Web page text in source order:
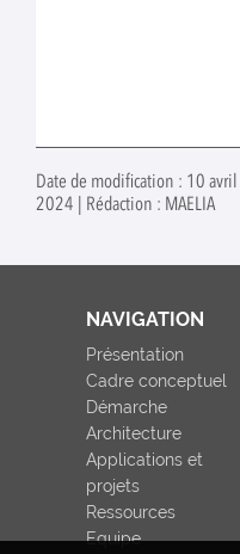
Date de modification : 10
2024 | Rédaction : MAELIA
NAVIGATION
Présentation
Cadre conceptuel
Démarche
Architecture
Applications et
projets
Ressources
Equipe